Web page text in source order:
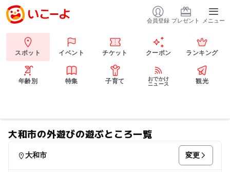
会員登録 プレゼント メニュー
スポット イベント チケット クーポン ランキング
年齢別 特集 子育て
おでかけ
ニュース
観光
大和市の外遊びの遊ぶところ一覧
大和市 変更